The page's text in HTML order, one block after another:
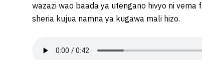
wazazi wao baada ya utengano hivyo ni
sheria kujua namna ya kugawa mali hizo.